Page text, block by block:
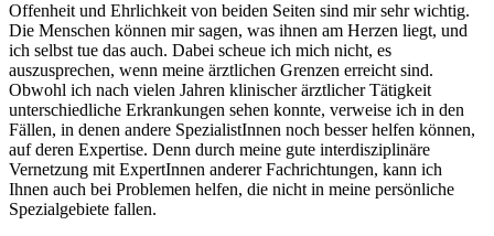
Offenheit und Ehrlichkeit von beiden Seiten sind mir sehr wichtig.
Die Menschen können mir sagen, was ihnen am Herzen liegt, und
ich selbst tue das auch. Dabei scheue ich mich nicht, es
auszusprechen, wenn meine ärztlichen Grenzen erreicht sind.
Obwohl ich nach vielen Jahren klinischer ärztlicher Tätigkeit
unterschiedliche Erkrankungen sehen konnte, verweise ich in den
Fällen, in denen andere SpezialistInnen noch besser helfen können,
auf deren Expertise. Denn durch meine gute interdisziplinäre
Vernetzung mit ExpertInnen anderer Fachrichtungen, kann ich
Ihnen auch bei Problemen helfen, die nicht in meine persönliche
Spezialgebiete fallen.